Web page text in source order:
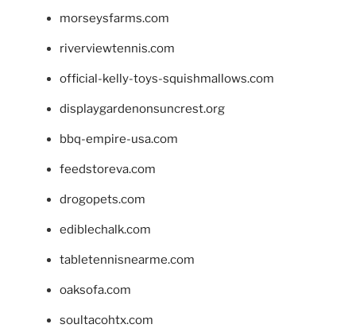
morseysfarms.com
riverviewtennis.com
official-kelly-toys-squishmallows.com
displaygardenonsuncrest.org
bbq-empire-usa.com
feedstoreva.com
drogopets.com
ediblechalk.com
tabletennisnearme.com
oaksofa.com
soultacohtx.com